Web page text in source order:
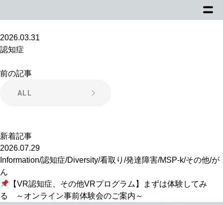
2026.03.31
認知症
前の記事
ALL
新着記事
2026.07.29
Information/認知症/Diversity/看取り /発達障害/MSP-k/その他/が
ん
【VR認知症、その他VRプログラム】まずは体験してみ
る ～オンライン事前体験会のご案内～